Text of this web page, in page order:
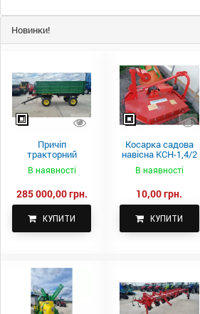
Новинки!
Причіп
тракторний
самоскидний
Spike 2 ПТС-4
В наявності
285 000,00 грн.
КУПИТИ
Косарка садова
навісна КСН-1,4/2
В наявності
10,00 грн.
КУПИТИ